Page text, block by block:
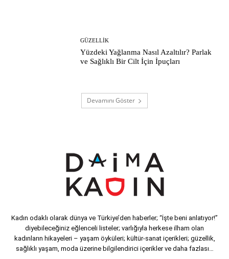
GÜZELLIK
Yüzdeki Yağlanma Nasıl Azaltılır? Parlak
ve Sağlıklı Bir Cilt İçin İpuçları
Devamını Göster
Kadın odaklı olarak dünya ve Türkiye’den haberler; “İşte beni anlatıyor!”
diyebileceğiniz eğlenceli listeler; varlığıyla herkese ilham olan
kadınların hikayeleri – yaşam öyküleri; kültür-sanat içerikleri; güzellik,
sağlıklı yaşam, moda üzerine bilgilendirici içerikler ve daha fazlası…